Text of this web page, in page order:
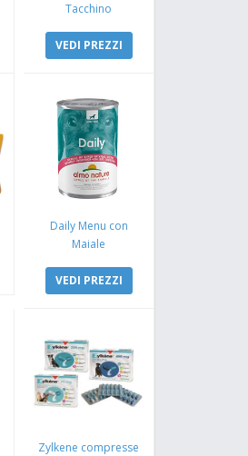
Tacchino
VEDI PREZZI
Daily Menu con
Maiale
VEDI PREZZI
Zylkene compresse